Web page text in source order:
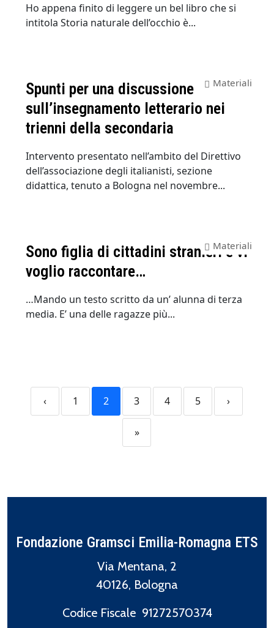
Ho appena finito di leggere un bel libro che si
intitola Storia naturale dell’occhio è...
Spunti per una discussione
sull’insegnamento letterario nei
trienni della secondaria
Materiali
Intervento presentato nell’ambito del Direttivo
dell’associazione degli italianisti, sezione
didattica, tenuto a Bologna nel novembre...
Sono figlia di cittadini stranieri e vi
voglio raccontare…
Materiali
…Mando un testo scritto da un’ alunna di terza
media. E’ una delle ragazze più...
‹ 1 2 3 4 5 ›
»
Fondazione Gramsci Emilia-Romagna ETS
Via Mentana, 2
40126, Bologna
Codice Fiscale 91272570374